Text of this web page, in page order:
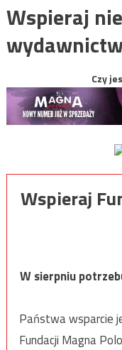
Wspieraj
Czy
Wspieraj
W sierpniu
Państwa wsparcie
Fundacji Magna